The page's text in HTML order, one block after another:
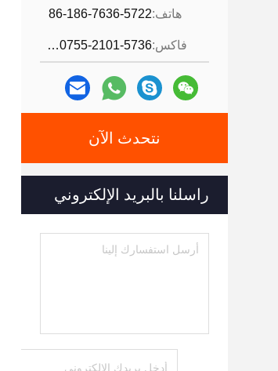
هاتف:86-186-7636-5722
فاكس: 86-0755-2101-5736
نتحدث الآن
راسلنا بالبريد الإلكتروني